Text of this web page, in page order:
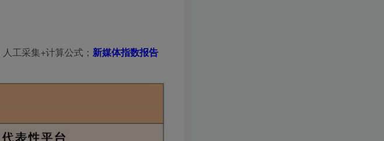
人工采集+计算公式； 新媒体指数报告